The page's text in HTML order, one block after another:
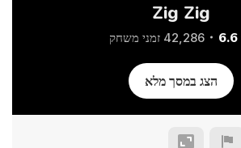
Zig Zig
6.6 42,286 זמני משחק
הצג במסך מלא